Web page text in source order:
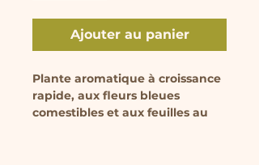
Ajouter au panier
Plante aromatique à croissance
rapide, aux fleurs bleues
comestibles et aux feuilles au